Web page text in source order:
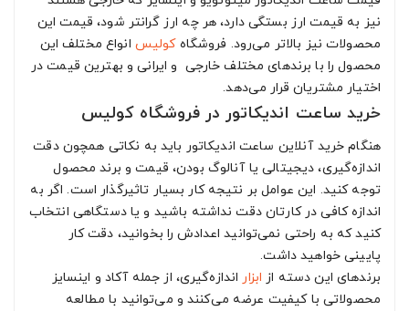
نیز به قیمت ارز بستگی دارد، هر چه ارز گرانتر شود، قیمت این
محصولات نیز بالاتر می‌رود. فروشگاهکولیس انواع مختلف این
محصول را با برندهای مختلف خارجی و ایرانی و بهترین قیمت در
اختیار مشتریان قرار می‌دهد.
خرید ساعت اندیکاتور در فروشگاه کولیس
هنگام خرید آنلاین ساعت اندیکاتور باید به نکاتی همچون دقت
اندازه‌گیری، دیجیتالی یا آنالوگ بودن، قیمت و برند محصول
توجه کنید. این عوامل بر نتیجه کار بسیار تاثیرگذار است. اگر به
اندازه کافی در کارتان دقت نداشته باشید و یا دستگاهی انتخاب
کنید که به راحتی نمی‌توانید اعدادش را بخوانید، دقت کار
پایینی خواهید داشت.
برندهای این دسته از ابزار اندازه‌گیری، از جمله آکاد و اینسایز
محصولاتی با کیفیت عرضه می‌کنند و می‌توانید با مطالعه